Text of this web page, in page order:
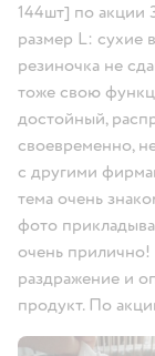
144шт] по акции
размер L: сухие
резиночка не
тоже свою
достойный,
своевременно,
с другими
тема очень
фото
очень прилично!
раздражение и
продукт. По